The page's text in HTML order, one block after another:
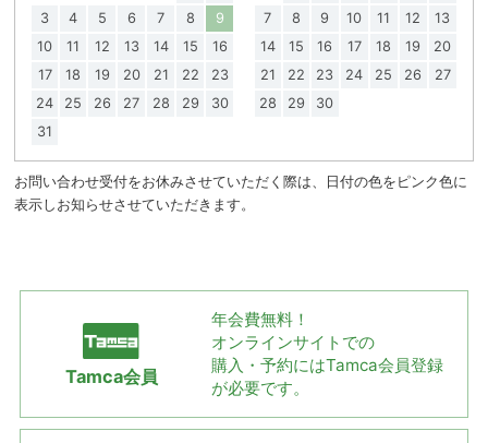
3
4 5 6 7 8
9
10
11 12 13 14 15
16
17
18 19 20 21 22
23
24
25 26 27 28 29
30
31
7
8 9 10 11 12
13
14
15 16 17 18 19
20
21
22 23 24 25 26
27
28
29 30
お問い合わせ受付をお休みさせていただく際は、日付の色をピンク色に
表示しお知らせさせていただきます。
Tamca会員
年会費無料！
オンラインサイトでの
購入・予約にはTamca会員登録
が必要です。